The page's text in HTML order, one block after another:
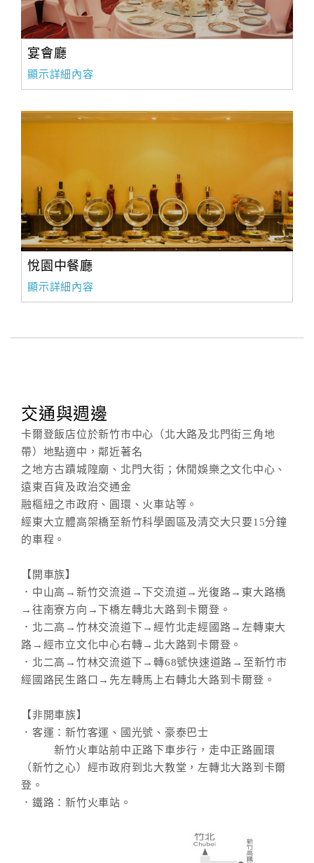
宴會廳
顯示詳細內容
悅園中餐廳
顯示詳細內容
交通與週邊
卡爾登飯店位於新竹市中心（北大路及北門街三角地
帶）地點適中，鄰近著名
之地方古蹟城隍廟、北門大街；休閒娛樂之文化中心、
遠東百貨及政治交通金
融樞紐之市政府、圓環、火車站等。
經東大立體高架橋至新竹科學園區及清交大只要15分鐘
的車程。
【開車族】
．中山高→新竹交流道→下交流道→光復路→東大路橋
→往南寮方向→下橋左轉北大路到卡爾登。
．北二高→竹林交流道下→經竹北走經國路→左轉東大
路→經市立文化中心右轉→北大路到卡爾登。
．北二高→竹林交流道下→轉68號快速道路→至新竹市
經國路民生路口→先左轉馬上右轉北大路到卡爾登。
【非開車族】
．客運：新竹客運、國光號、豪泰巴士
新竹火車站前中正路下車步行，走中正路圓環
（新竹之心）經市政府到北大教堂，左轉北大路到卡爾
登。
．鐵路：新竹火車站。